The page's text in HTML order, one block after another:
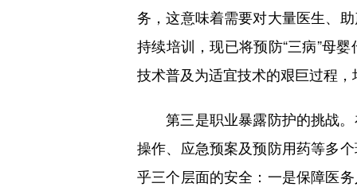
务，这意味着需要对大量医生、
持续培训，现已将预防“三病”母
技术普及为适宜技术的艰巨过程
第三是职业暴露防护的挑战。
操作、应急预案及预防用药等多
乎三个层面的安全：一是保障医